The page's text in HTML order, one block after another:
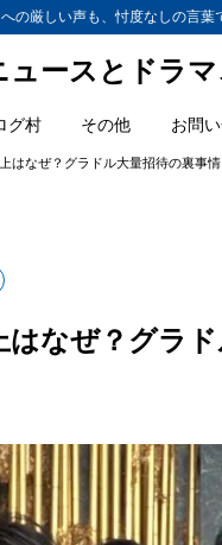
の厳しい声も、忖度なしの言葉
ースとドラ
グ村 その他 お問
はなぜ？グラドル大量招待の裏事
はなぜ？グラ